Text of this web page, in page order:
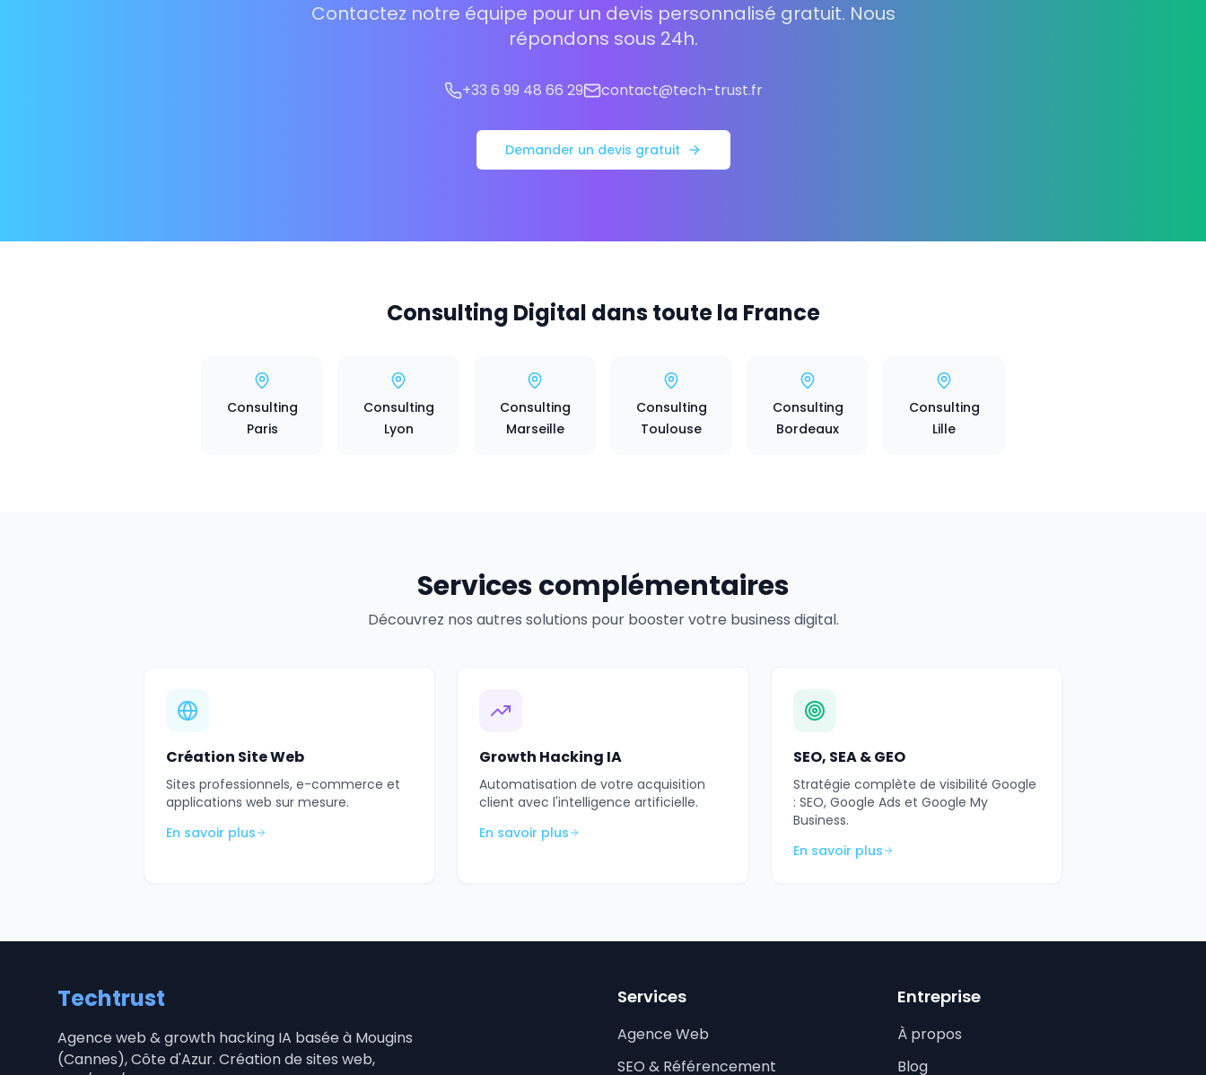
Contactez notre équipe pour un devis personnalisé gratuit. Nous
répondons sous 24h.
+33 6 99 48 66 29 contact@tech-trust.fr
Demander un devis gratuit
Consulting Digital dans toute la France
Consulting
Paris
Consulting
Lyon
Consulting
Marseille
Consulting
Toulouse
Consulting
Bordeaux
Consulting
Lille
Services complémentaires
Découvrez nos autres solutions pour booster votre business digital.
Création Site Web
Sites professionnels, e-commerce et
applications web sur mesure.
En savoir plus
Growth Hacking IA
Automatisation de votre acquisition
client avec l'intelligence artificielle.
En savoir plus
SEO, SEA & GEO
Stratégie complète de visibilité Google
: SEO, Google Ads et Google My
Business.
En savoir plus
Techtrust
Agence web & growth hacking IA basée à Mougins
(Cannes), Côte d'Azur. Création de sites web,
Services
Agence Web
SEO & Référencement
Entreprise
À propos
Blog